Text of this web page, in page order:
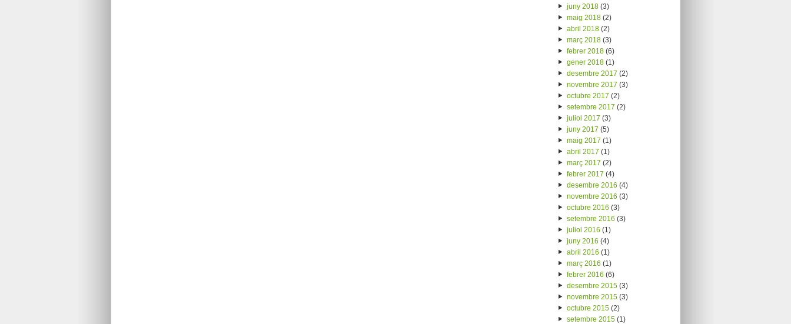
juny 2018(3)
maig 2018(2)
abril 2018(2)
març 2018(3)
febrer 2018(6)
gener 2018(1)
desembre 2017 (2)
novembre 2017 (3)
octubre 2017 (2)
setembre 2017 (2)
juliol 2017 (3)
juny 2017 (5)
maig 2017 (1)
abril 2017 (1)
març 2017 (2)
febrer 2017 (4)
desembre 2016 (4)
novembre 2016 (3)
octubre 2016 (3)
setembre 2016 (3)
juliol 2016 (1)
juny 2016 (4)
abril 2016 (1)
març 2016 (1)
febrer 2016 (6)
desembre 2015(3)
novembre 2015(3)
octubre 2015(2)
setembre 2015(1)